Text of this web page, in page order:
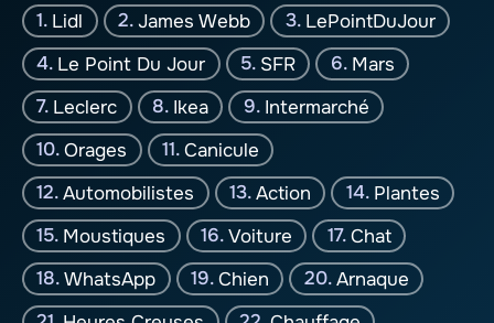
Lidl James Webb
LePointDuJour
Le Point Du Jour
SFR
Mars
Leclerc
Ikea
Intermarché
Orages
Canicule
Automobilistes
Action
Plantes
Moustiques
Voiture
Chat
WhatsApp
Chien
Arnaque